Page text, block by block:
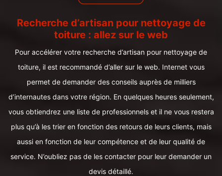
Recherche d’artisan pour nettoyage de
toiture : allez sur le web
Pour accélérer votre recherche d’artisan pour nettoyage de
toiture, il est recommandé d’aller sur le web. Internet vous
permet de demander des conseils auprès de milliers
d’internautes dans votre région. En quelques heures seulement,
vous obtiendrez une liste de professionnels et il ne vous restera
plus qu’à les trier en fonction des retours de leurs clients, mais
aussi en fonction de leur compétence et de leur qualité de
service. N’oubliez pas de les contacter pour leur demander un
devis détaillé.